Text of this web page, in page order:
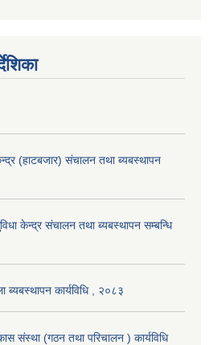
(हाटबजार) संचालन तथा ब्यबस्थापन
केन्द्र संचालन तथा ब्यबस्थापन सम्बन्धि
ब्यबस्थापन कार्यविधि , २०८३
संस्था (गठन तथा परिचालन ) कार्यविधि